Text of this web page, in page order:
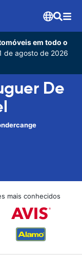
em todo o
de agosto de 2026
De
mais conhecidos